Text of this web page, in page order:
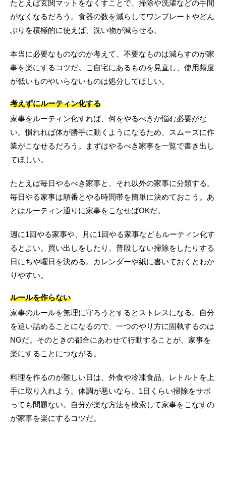
たとえば玄関マットをなくすことで、掃除や洗濯などの手間
がなくなるだろう。食器の数を減らしてワンプレートやどん
ぶりを積極的に使えば、洗い物が減らせる。
本当に必要なものなのか考えて、不要なものは減らすのが家
事を楽にするコツだ。ご自宅にあるものを見直し、使用頻度
が低いものやいらないものは処分してほしい。
考えずにルーティン化する
家事をルーティン化すれば、何をやるべきか悩む必要がな
い。慣れれば体が勝手に動くようになるため、スムーズに作
業がこなせるだろう。まずはやるべき家事を一覧で書き出し
てほしい。
たとえば毎日やるべき家事と、それ以外の家事に分類する。
毎日やる家事は順番とやる時間帯を簡単に決めておこう。あ
とはルーティン通りに家事をこなせばOKだ。
週に1回やる家事や、月に1回やる家事などもルーティン化す
るとよい。買い出しをしたり、普段しない掃除をしたりする
日にちや曜日を決める。カレンダーや紙に書いておくとわか
りやすい。
ルールを作らない
家事のルールを無理に守ろうとするとストレスになる。自分
を追い詰めることになるので、一つのやり方に固執するのは
NGだ。そのときの都合にあわせて行動することが、家事を
楽にすることにつながる。
料理を作るのが難しい日は、外食や冷凍食品、レトルトを上
手に取り入れよう。体調が悪いなら、1日くらい掃除をサボ
っても問題ない。自分が楽な方法を模索して家事をこなすの
が家事を楽にするコツだ。